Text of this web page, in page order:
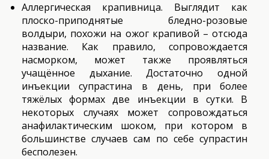
Аллергическая крапивница. Выглядит как
плоско-приподнятые бледно-розовые
волдыри, похожи на ожог крапивой – отсюда
название. Как правило, сопровождается
насморком, может также проявляться
учащённое дыхание. Достаточно одной
инъекции супрастина в день, при более
тяжёлых формах две инъекции в сутки. В
некоторых случаях может сопровождаться
анафилактическим шоком, при котором в
большинстве случаев сам по себе супрастин
бесполезен.